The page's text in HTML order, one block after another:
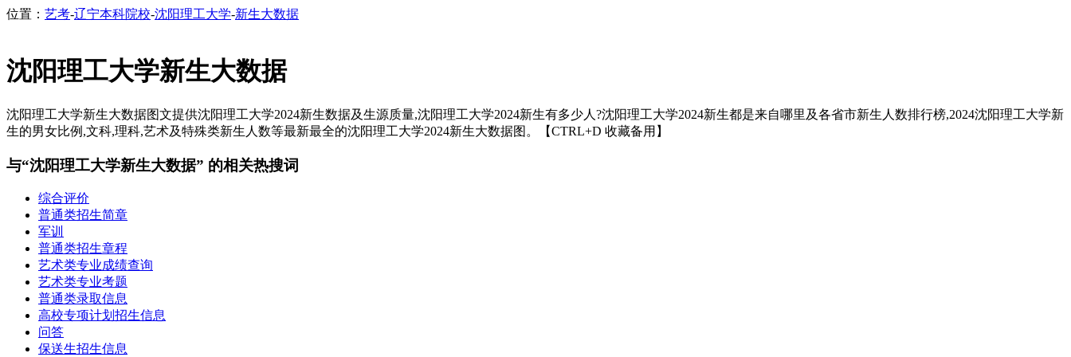
位置： 艺考-辽宁本科院校-沈阳理工大学-新生大数据
沈阳理工大学新生大数据
沈阳理工大学新生大数据图文提供沈阳理工大学2024新生数据及生源质量,沈阳理工大学2024新生有多少人?沈阳理工大学2024新生都是来自哪里及各省市新生人数排行榜,2024沈阳理工大学新
生的男女比例,文科,理科,艺术及特殊类新生人数等最新最全的沈阳理工大学2024新生大数据图。【CTRL+D 收藏备用】
与“沈阳理工大学新生大数据” 的相关热搜词
综合评价
普通类招生简章
军训
普通类招生章程
艺术类专业成绩查询
艺术类专业考题
普通类录取信息
高校专项计划招生信息
问答
保送生招生信息